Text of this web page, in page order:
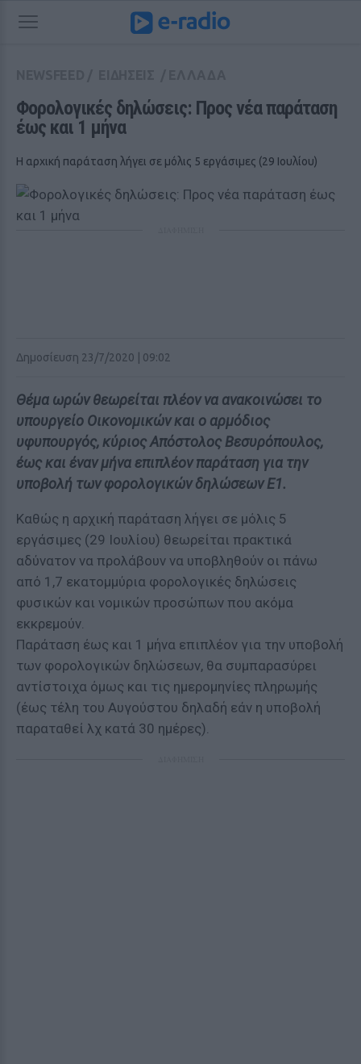
Φορολογικές δηλώσεις: Προς νέα παράταση
έως και 1 μήνα
H αρχική παράταση λήγει σε μόλις 5 εργάσιμες (29 Ιουλίου)
Δημοσίευση 23/7/2020 | 09:02
Θέμα ωρών θεωρείται πλέον να ανακοινώσει το
υπουργείο Οικονομικών και ο αρμόδιος
υφυπουργός, κύριος Απόστολος Βεσυρόπουλος,
έως και έναν μήνα επιπλέον παράταση για την
υποβολή των φορολογικών δηλώσεων Ε1.
Καθώς η αρχική παράταση λήγει σε μόλις 5
εργάσιμες (29 Ιουλίου) θεωρείται πρακτικά
αδύνατον να προλάβουν να υποβληθούν οι πάνω
από 1,7 εκατομμύρια φορολογικές δηλώσεις
φυσικών και νομικών προσώπων που ακόμα
εκκρεμούν.
Παράταση έως και 1 μήνα επιπλέον για την υποβολή
των φορολογικών δηλώσεων, θα συμπαρασύρει
αντίστοιχα όμως και τις ημερομηνίες πληρωμής
(έως τέλη του Αυγούστου δηλαδή εάν η υποβολή
παραταθεί λχ κατά 30 ημέρες).